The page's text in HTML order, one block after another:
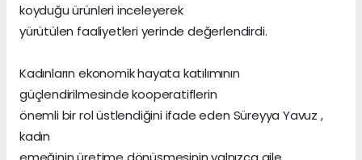
koyduğu ürünleri inceleyerek
yürütülen faaliyetleri yerinde değerlendirdi.
Kadınların ekonomik hayata katılımının
güçlendirilmesinde kooperatiflerin
önemli bir rol üstlendiğini ifade eden Süreyya Yavuz ,
kadın